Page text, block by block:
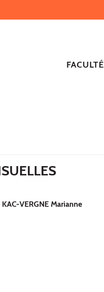
FACULTÉ
KAC-VERGNE Marianne